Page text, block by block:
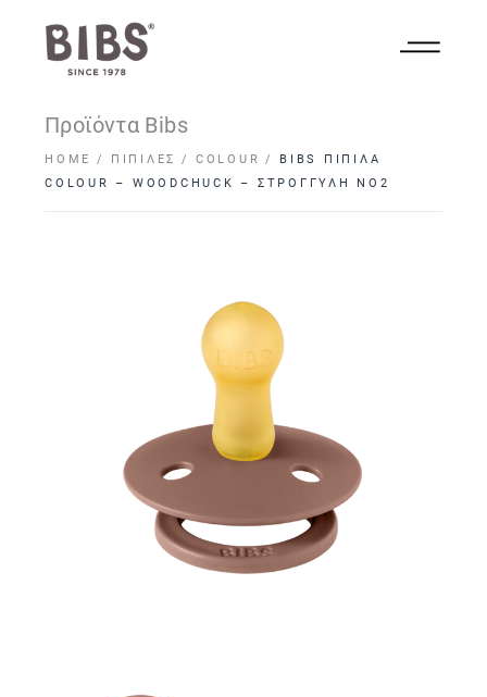
Προϊόντα Bibs
HOME ΠΙΠΊΛΕΣ COLOUR
BIBS ΠΙΠΙΛΑ
COLOUR – WOODCHUCK – ΣΤΡΟΓΓΥΛΗ NO2